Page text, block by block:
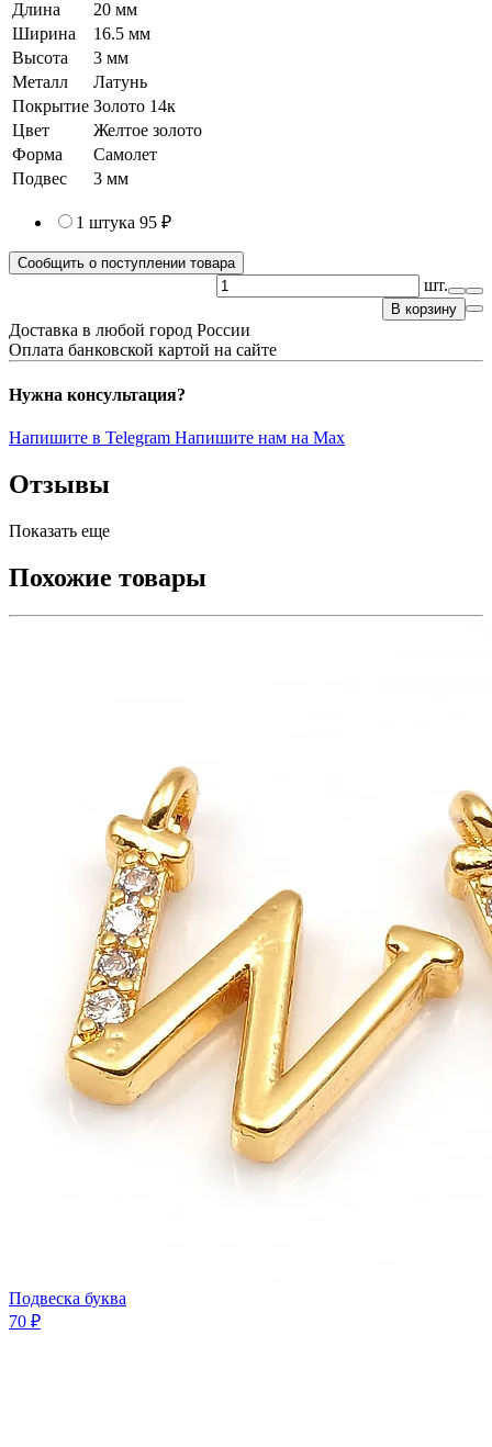
Длина
20 мм
Ширина
16.5 мм
Высота
3 мм
Металл
Латунь
Покрытие Золото 14к
Цвет
Желтое золото
Форма
Самолет
Подвес
3 мм
1 штука 95 ₽
Сообщить о поступлении товара
шт.
В корзину
Доставка в любой город России
Оплата банковской картой на сайте
Нужна консультация?
Напишите в Telegram Напишите нам на Max
Отзывы
Показать еще
Похожие товары
Подвеска буква
70 ₽